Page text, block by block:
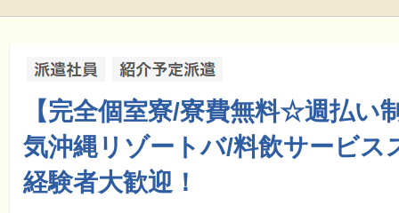
【完全個室寮/寮費無料☆週払い
気沖縄リゾートバ/料飲サービ
経験者大歓迎！